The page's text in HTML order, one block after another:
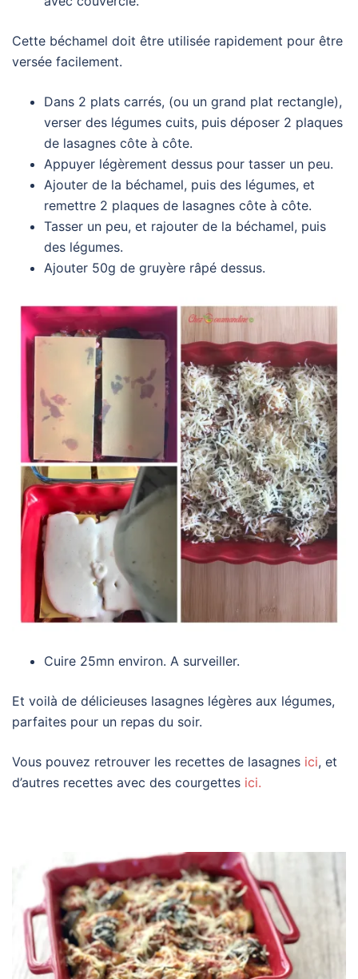
Cette béchamel doit être utilisée rapidement pour être
versée facilement.
Dans 2 plats carrés, (ou un grand plat rectangle),
verser des légumes cuits, puis déposer 2 plaques
de lasagnes côte à côte.
Appuyer légèrement dessus pour tasser un peu.
Ajouter de la béchamel, puis des légumes, et
remettre 2 plaques de lasagnes côte à côte.
Tasser un peu, et rajouter de la béchamel, puis
des légumes.
Ajouter 50g de gruyère râpé dessus.
Cuire 25mn environ. A surveiller.
Et voilà de délicieuses lasagnes légères aux légumes,
parfaites pour un repas du soir.
Vous pouvez retrouver les recettes de lasagnes ici, et
d’autres recettes avec des courgettes ici.